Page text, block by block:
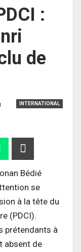
:
de
INTERNATIONAL
Bédié
se
à la tête du
(PDCI).
prétendants à
absent de